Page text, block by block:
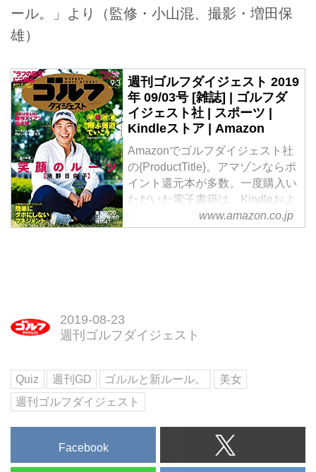
ール。」より（監修・小山混、撮影・増田保
雄）
週刊ゴルフダイジェスト 2019
年 09/03号 [雑誌] | ゴルフダ
イジェスト社 | スポーツ |
Kindleストア | Amazon
Amazonでゴルフダイジェスト社
の{ProductTitle}。アマゾンならポ
イント還元本が多数。一度購入い
ただいた電子書籍は、Kindleおよ
びFire端末、スマートフォンやタ
ブレットなど、様々な端末でもお
www.amazon.co.jp
2019-08-23
週刊ゴルフダイジェスト
Quiz 週刊GD ゴルルと新ルール。
美女
週刊ゴルフダイジェスト
Facebook